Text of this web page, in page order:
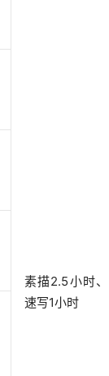
素描2.5小时
速写1小时